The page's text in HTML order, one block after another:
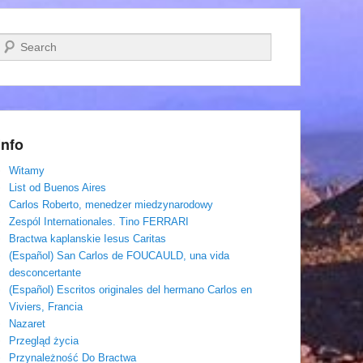
Szukaj
Witamy
List od Buenos Aires
Carlos Roberto, menedzer miedzynarodowy
Zespól Internationales. Tino FERRARI
Bractwa kaplanskie Iesus Caritas
(Español) San Carlos de FOUCAULD, una vida
desconcertante
(Español) Escritos originales del hermano Carlos en
Viviers, Francia
Nazaret
Przegląd życia
Przynależność Do Bractwa